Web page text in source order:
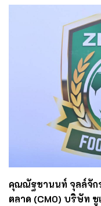
คุณณัฐชานนท์ จุลล์จัก
ตลาด (CMO) บริษัท